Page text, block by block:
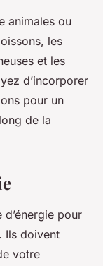
animales ou
les
et les
d’incorporer
pour un
de la
pour
Ils doivent
votre